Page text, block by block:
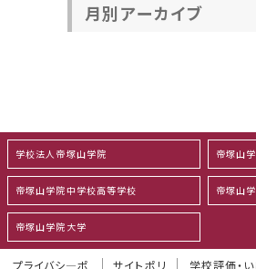
月別アーカイブ
学校法人帝塚山学院 帝塚山
帝塚山学院中学校高等学校 帝塚山
帝塚山学院大学
プライバシ―ポ サイトポリ 学校評価・